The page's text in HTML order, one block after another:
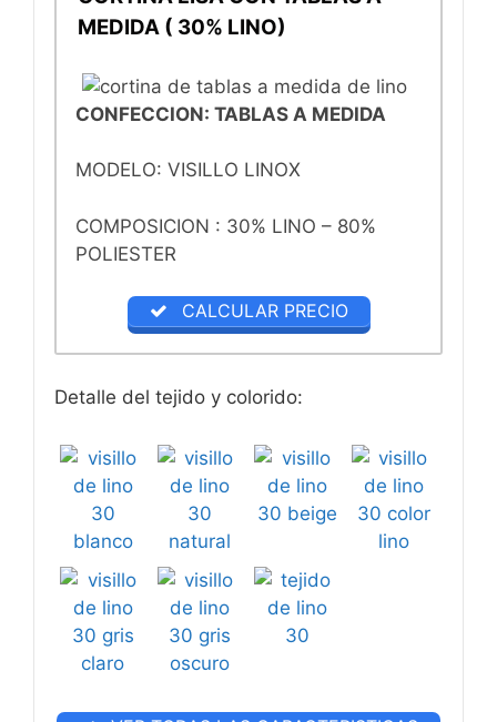
MEDIDA ( 30% LINO)
CONFECCION: TABLAS A MEDIDA
MODELO: VISILLO LINOX
COMPOSICION : 30% LINO – 80%
POLIESTER
CALCULAR PRECIO
Detalle del tejido y colorido: